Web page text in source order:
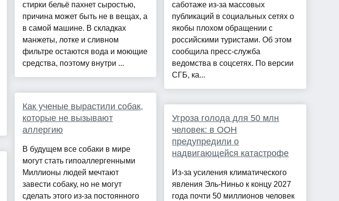
стирки бельё пахнет сыростью,
причина может быть не в вещах, а
в самой машине. В складках
манжеты, лотке и сливном
фильтре остаются вода и моющие
средства, поэтому внутри ...
Как ученые вырастили собак,
которые не вызывают
аллергию
В будущем все собаки в мире
могут стать гипоаллергенными
Миллионы людей мечтают
завести собаку, но не могут
сделать этого из-за постоянного
саботаже из-за массовых
публикаций в социальных сетях о
якобы плохом обращении с
российскими туристами. Об этом
сообщила пресс-служба
ведомства в соцсетях. По версии
СГБ, ка...
Угроза голода для 50 млн
человек: в ООН
предупредили о
надвигающейся катастрофе
Из-за усиления климатического
явления Эль-Ниньо к концу 2027
года почти 50 миллионов человек